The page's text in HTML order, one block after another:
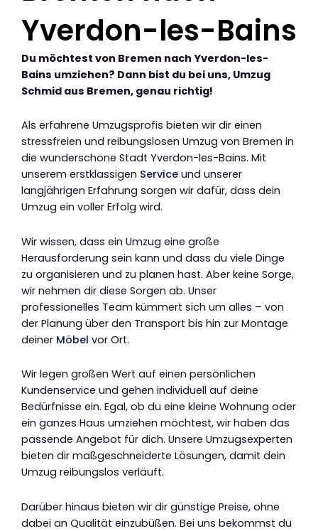
Yverdon-les-Bains
Du möchtest von Bremen nach Yverdon-les-
Bains umziehen? Dann bist du bei uns, Umzug
Schmid aus Bremen, genau richtig!
Als erfahrene Umzugsprofis bieten wir dir einen
stressfreien und reibungslosen Umzug von Bremen in
die wunderschöne Stadt Yverdon-les-Bains. Mit
unserem erstklassigen Service und unserer
langjährigen Erfahrung sorgen wir dafür, dass dein
Umzug ein voller Erfolg wird.
Wir wissen, dass ein Umzug eine große
Herausforderung sein kann und dass du viele Dinge
zu organisieren und zu planen hast. Aber keine Sorge,
wir nehmen dir diese Sorgen ab. Unser
professionelles Team kümmert sich um alles – von
der Planung über den Transport bis hin zur Montage
deiner Möbel vor Ort.
Wir legen großen Wert auf einen persönlichen
Kundenservice und gehen individuell auf deine
Bedürfnisse ein. Egal, ob du eine kleine Wohnung oder
ein ganzes Haus umziehen möchtest, wir haben das
passende Angebot für dich. Unsere Umzugsexperten
bieten dir maßgeschneiderte Lösungen, damit dein
Umzug reibungslos verläuft.
Darüber hinaus bieten wir dir günstige Preise, ohne
dabei an Qualität einzubüßen. Bei uns bekommst du